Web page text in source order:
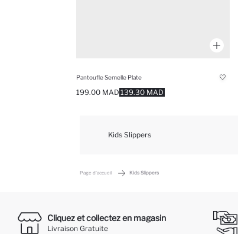
Pantoufle Semelle Plate
139.30 MAD
199.00 MAD
Kids Slippers
Page d'accueil Kids Slippers
Cliquez et collectez en magasin
Livraison Gratuite